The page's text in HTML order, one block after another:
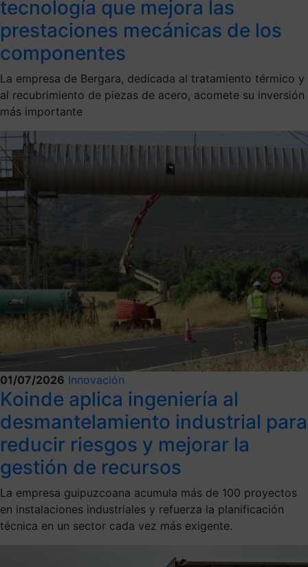
tecnología que mejora las
prestaciones mecánicas de los
componentes
La empresa de Bergara, dedicada al tratamiento térmico y
al recubrimiento de piezas de acero, acomete su inversión
más importante
01/07/2026 Innovación
Koinde aplica ingeniería al
desmantelamiento industrial para
reducir riesgos y mejorar la
gestión de recursos
La empresa guipuzcoana acumula más de 100 proyectos
en instalaciones industriales y refuerza la planificación
técnica en un sector cada vez más exigente.